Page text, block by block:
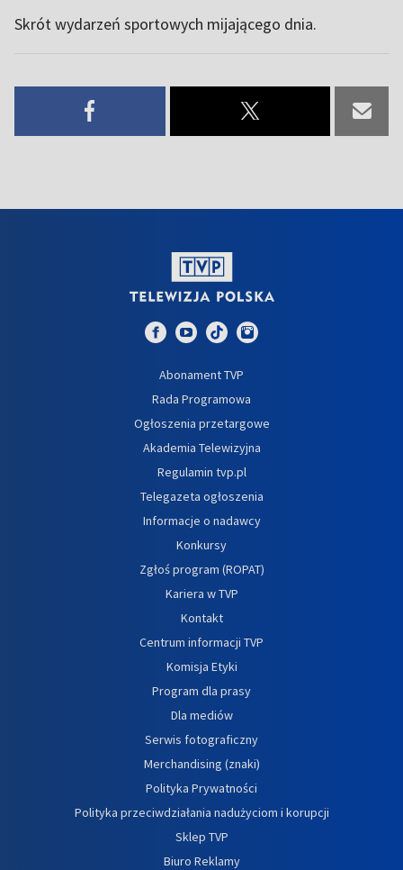
Skrót wydarzeń sportowych mijającego dnia.
Abonament TVP
Rada Programowa
Ogłoszenia przetargowe
Akademia Telewizyjna
Regulamin tvp.pl
Telegazeta ogłoszenia
Informacje o nadawcy
Konkursy
Zgłoś program (ROPAT)
Kariera w TVP
Kontakt
Centrum informacji TVP
Komisja Etyki
Program dla prasy
Dla mediów
Serwis fotograficzny
Merchandising (znaki)
Polityka Prywatności
Polityka przeciwdziałania nadużyciom i korupcji
Sklep TVP
Biuro Reklamy